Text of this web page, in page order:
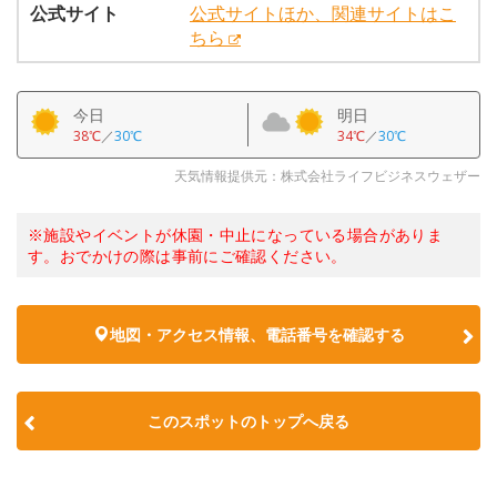
公式サイト
公式サイトほか、関連サイトはこ
ちら
今日
38℃／30℃
明日
34℃／30℃
天気情報提供元：株式会社ライフビジネスウェザー
※施設やイベントが休園・中止になっている場合がありま
す。おでかけの際は事前にご確認ください。
地図・アクセス情報、電話番号を確認する
このスポットのトップへ戻る